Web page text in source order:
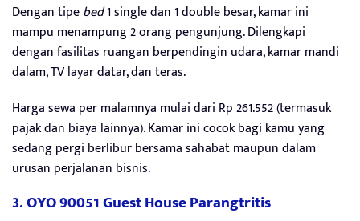
Dengan tipebed1 single dan 1 double besar, kamar ini
mampu menampung 2 orang pengunjung. Dilengkapi
dengan fasilitas ruangan berpendingin udara, kamar mandi
dalam, TV layar datar, dan teras.
Harga sewa per malamnya mulai dari Rp 261.552 (termasuk
pajak dan biaya lainnya). Kamar ini cocok bagi kamu yang
sedang pergi berlibur bersama sahabat maupun dalam
urusan perjalanan bisnis.
3. OYO 90051 Guest House Parangtritis